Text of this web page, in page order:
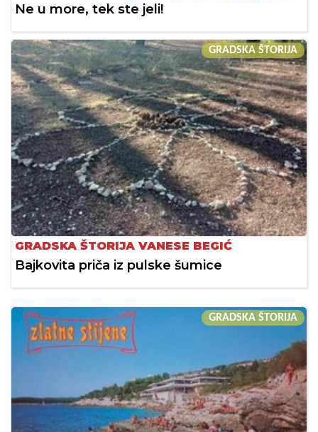
Ne u more, tek ste jeli!
GRADSKA ŠTORIJA
GRADSKA ŠTORIJA VANESE BEGIĆ
Bajkovita priča iz pulske šumice
GRADSKA ŠTORIJA